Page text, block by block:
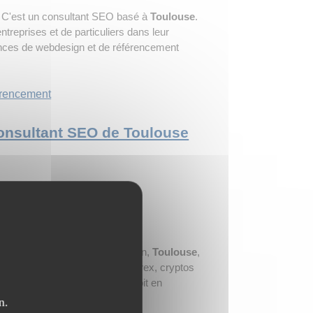
un consultant SEO basé àToulouse.
et de particuliers dans leur
de webdesign et de référencement
SEO de Toulouse
France (Paris, Marseille, Lyon,Toulouse,
le marché des actions, du forex, cryptos
expérimentés soit en ligne, soit en